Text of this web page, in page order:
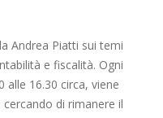
Andrea Piatti sui temi
e fiscalità. Ogni
alle 16.30 circa, viene
di rimanere il